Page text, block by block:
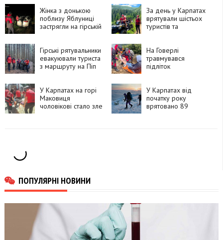
Жінка з донькою
поблизу Яблуниці
застрягли на гірській
За день у Карпатах
врятували шістьох
туристів та
Гірські рятувальники
евакуювали туриста
з маршруту на Піп
На Говерлі
травмувався
підліток
У Карпатах на горі
Маковиця
чоловікові стало зле
У Карпатах від
початку року
врятовано 89
ПОПУЛЯРНІ НОВИНИ